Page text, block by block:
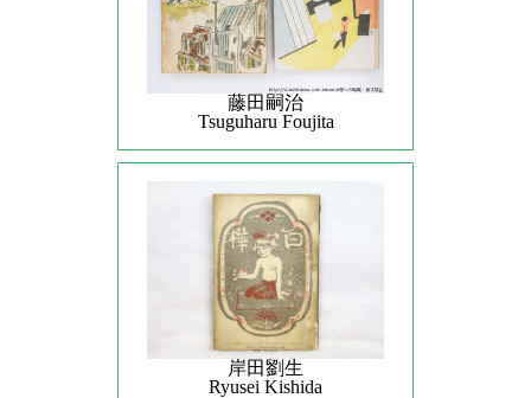
藤田嗣治
Tsuguharu Foujita
岸田劉生
Ryusei Kishida